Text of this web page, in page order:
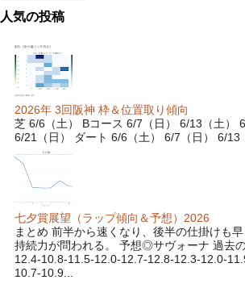
人気の投稿
2026年 3回阪神 枠＆位置取り傾向
芝 6/6（土） Bコース 6/7（日） 6/13（土）
6/21（日） ダート 6/6（土） 6/7（日） 6/13
七夕賞展望（ラップ傾向＆予想）2026
まとめ 前半から速くなり、後半の仕掛けも
持続力が問われる。 予想◎サヴォーナ 過去
12.4-10.8-11.5-12.0-12.7-12.8-12.3-12.0-
10.7-10.9...